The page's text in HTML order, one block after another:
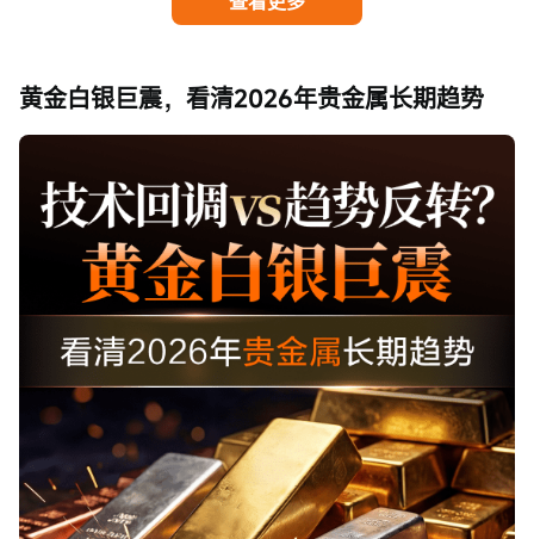
黄金白银巨震，看清2026年贵金属长期趋势